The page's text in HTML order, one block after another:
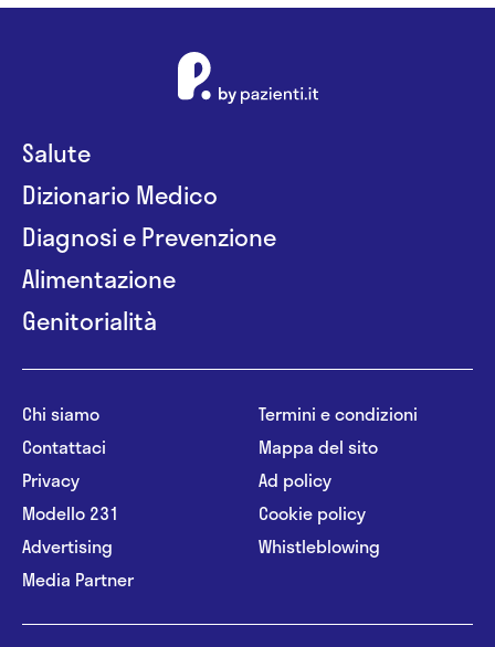
Salute
Dizionario Medico
Diagnosi e Prevenzione
Alimentazione
Genitorialità
Chi siamo
Contattaci
Privacy
Modello 231
Advertising
Media Partner
Termini e condizioni
Mappa del sito
Ad policy
Cookie policy
Whistleblowing